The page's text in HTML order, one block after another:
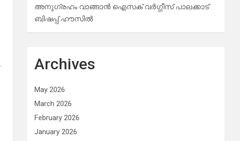
അനുഗ്രഹം വാങ്ങാൻ ഐസക് വര്‍ഗ്ഗീസ് പാലക്കാട്
ബിഷപ്പ് ഹൗസില്‍
Archives
May 2026
March 2026
February 2026
January 2026